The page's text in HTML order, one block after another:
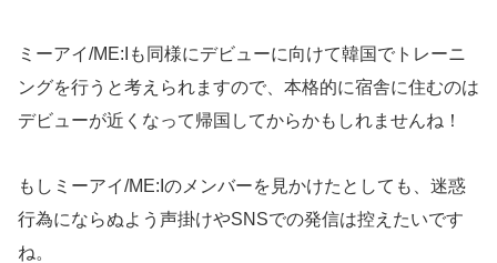
ミーアイ/ME:Iも同様にデビューに向けて韓国でトレーニ
ングを行うと考えられますので、本格的に宿舎に住むのは
デビューが近くなって帰国してからかもしれませんね！
もしミーアイ/ME:Iのメンバーを見かけたとしても、迷惑
行為にならぬよう声掛けやSNSでの発信は控えたいです
ね。